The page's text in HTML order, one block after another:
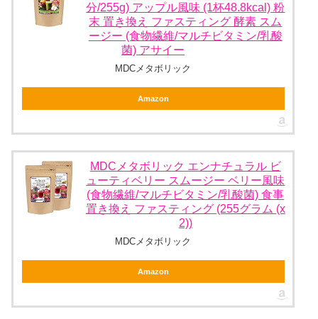
分/255g) アップル風味 (1杯48.8kcal) 粉
末 置き換え ファスティング 酵素 スム
ージー (食物繊維/マルチビタミン/乳酸
菌) アサイー
MDCメタボリック
Amazon
MDCメタボリック エンナチュラル ビ
ューティベリー スムージー ベリー風味
(食物繊維/マルチビタミン/乳酸菌) 食事
置き換え ファスティング (255グラム (x
2))
MDCメタボリック
Amazon